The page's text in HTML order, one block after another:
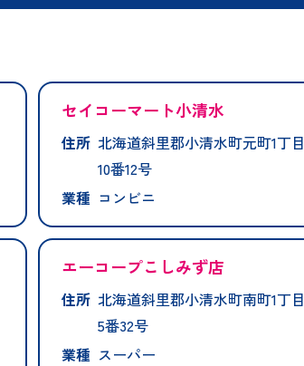
セイコーマート小清水
住所 北海道斜里郡小清水町元町1丁目
10番12号
業種 コンビニ
エーコープこしみず店
住所 北海道斜里郡小清水町南町1丁目
5番32号
業種 スーパー